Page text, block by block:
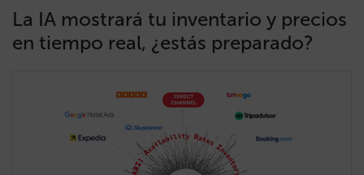
La IA mostrará tu inventario y precios
en tiempo real, ¿estás preparado?